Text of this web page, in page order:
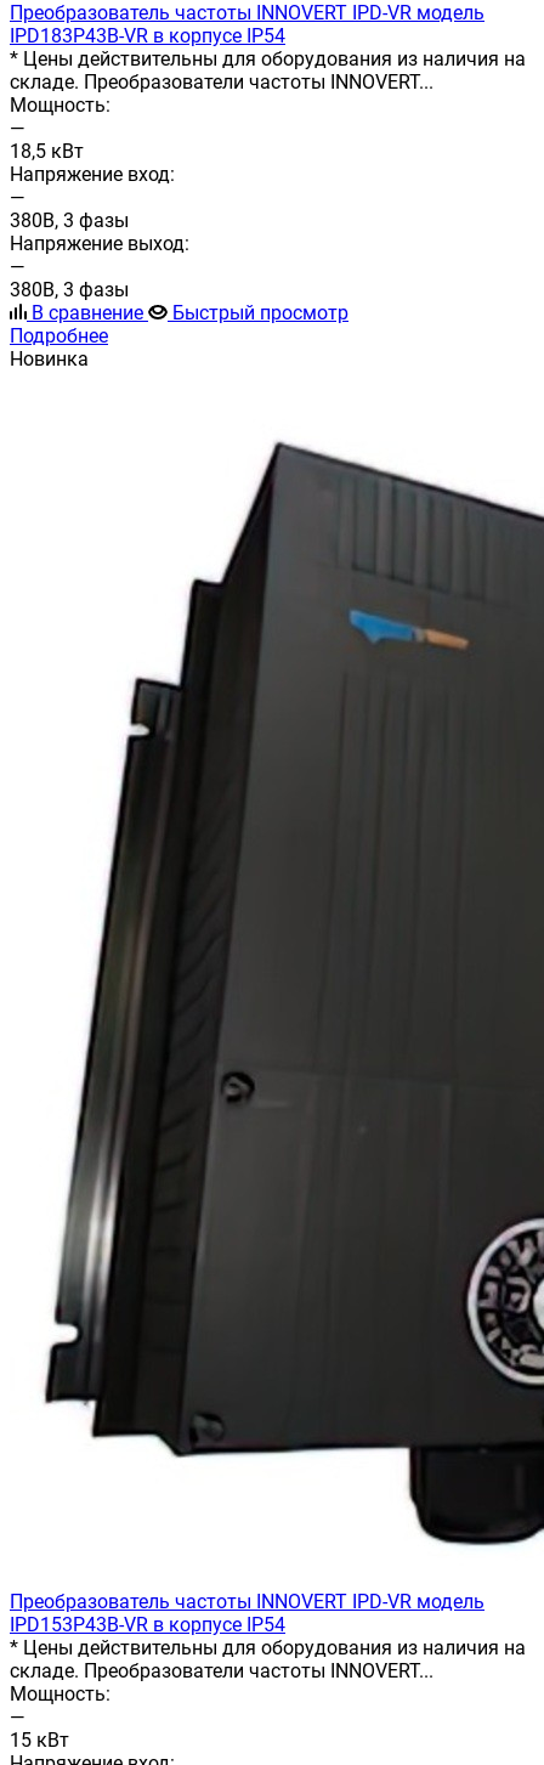
Преобразователь частоты INNOVERT IРD-VR модель
IPD183P43B-VR в корпусе IP54
* Цены действительны для оборудования из наличия на
складе. Преобразователи частоты INNOVERT...
Мощность:
—
18,5 кВт
Напряжение вход:
—
380В, 3 фазы
Напряжение выход:
—
380В, 3 фазы
В сравнение
Быстрый просмотр
Подробнее
Новинка
Преобразователь частоты INNOVERT IРD-VR модель
IPD153P43B-VR в корпусе IP54
* Цены действительны для оборудования из наличия на
складе. Преобразователи частоты INNOVERT...
Мощность:
—
15 кВт